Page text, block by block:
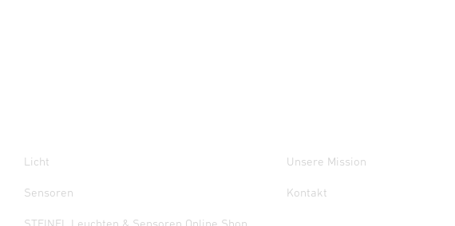
Licht
Sensoren
STEINEL Leuchten & Sensoren Online Shop
Unsere Mission
Kontakt